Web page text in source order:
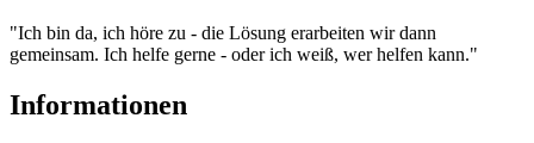
"Ich bin da, ich höre zu - die Lösung erarbeiten wir dann
gemeinsam. Ich helfe gerne - oder ich weiß, wer helfen kann."
Informationen